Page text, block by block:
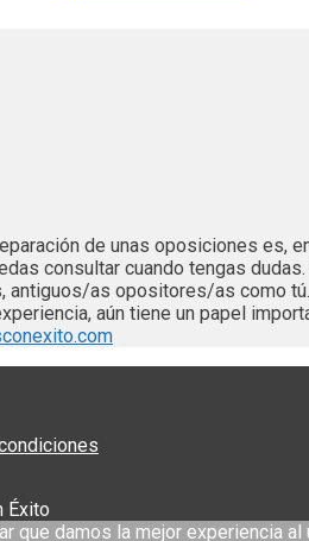
de unas oposiciones es,
consultar cuando tengas
antiguos/as opositores/as como
aún tiene un papel
Éxito
que damos la mejor experiencia